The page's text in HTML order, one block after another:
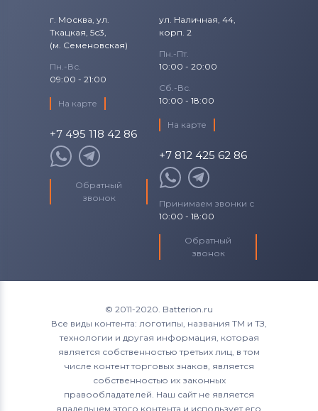
г. Москва, ул.
Ткацкая, 5с3,
(м. Семеновская)
Пн.-Вс.
09:00 - 21:00
На карте
+7 495 118 42 86
Обратный
звонок
ул. Наличная, 44,
корп. 2
Пн.-Пт.
10:00 - 20:00
Сб.-Вс.
10:00 - 18:00
На карте
+7 812 425 62 86
Принимаем звонки с
10:00 - 18:00
Обратный
звонок
© 2011-2020. Batterion.ru
Все виды контента: логотипы, названия ТМ и ТЗ,
технологии и другая информация, которая
является собственностью третьих лиц, в том
числе контент торговых знаков, является
собственностью их законных
правообладателей. Наш сайт не является
владельцем этого контента и использует его